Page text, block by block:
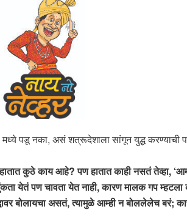
पडू नका, असं शत्रूदेशाला सांगून युद्ध करण्याची
कुठे काय आहे? पण हातात काही नसतं तेव्हा,
येतं पण चावता येत नाही, कारण मालक गप
बोलायचा असतं, त्यामुळे आम्ही न बोललेलेच बरं;